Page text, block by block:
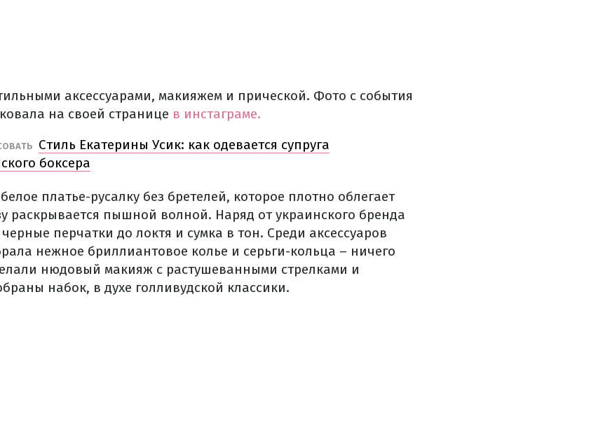
аксессуарами, макияжем и прической. Фото с события
на своей странице в инстаграме.
Стиль Екатерины Усик: как одевается супруга
боксера
платье-русалку без бретелей, которое плотно облегает
раскрывается пышной волной. Наряд от украинского бренда
перчатки до локтя и сумка в тон. Среди аксессуаров
нежное бриллиантовое колье и серьги-кольца – ничего
нюдовый макияж с растушеванными стрелками и
набок, в духе голливудской классики.